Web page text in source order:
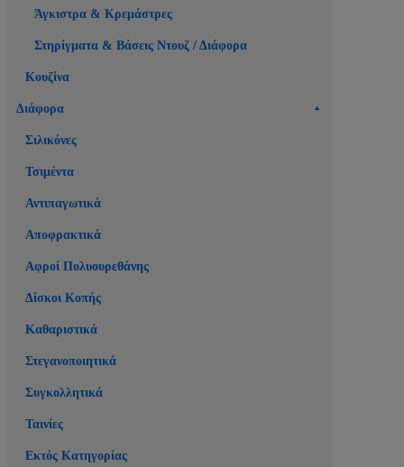
Άγκιστρα & Κρεμάστρες
Στηρίγματα & Βάσεις Ντουζ / Διάφορα
Κουζίνα
Διάφορα
Σιλικόνες
Τσιμέντα
Αντιπαγωτικά
Αποφρακτικά
Αφροί Πολυουρεθάνης
Δίσκοι Κοπής
Καθαριστικά
Στεγανοποιητικά
Συγκολλητικά
Ταινίες
Εκτός Κατηγορίας